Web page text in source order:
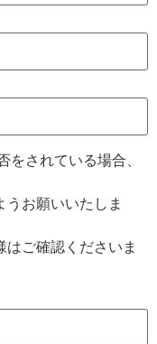
をされている場合、
お願いいたしま
ご確認くださいま